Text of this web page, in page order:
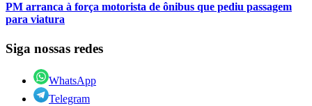
PM arranca à força motorista de ônibus que pediu passagem
para viatura
Siga nossas redes
WhatsApp
Telegram